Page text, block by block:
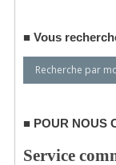
Vous
POUR NOUS
Service